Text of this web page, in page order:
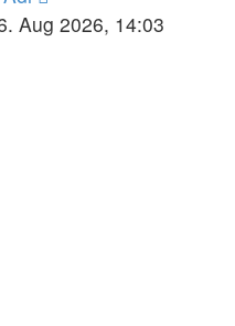
Beitrag
Aug 2026, 14:03